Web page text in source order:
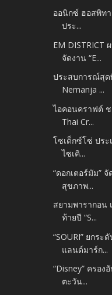
ออนิกซ์ ฮอสพิท
ประ...
EM DISTRICT
จัดงาน “E...
ประสบการณ์สุด
Nemanja ...
ไอคอนคราฟต์
Thai Cr...
โซเด็กซ์โซ่ ปร
ไซเคิ...
“ดอกเตอร์มัม”
สุขภาพ...
สยามพารากอน
ท้ายปี “S...
“SOURI” ยกร
แลนด์มาร์ก...
“Disney” ครอ
ตะวัน...